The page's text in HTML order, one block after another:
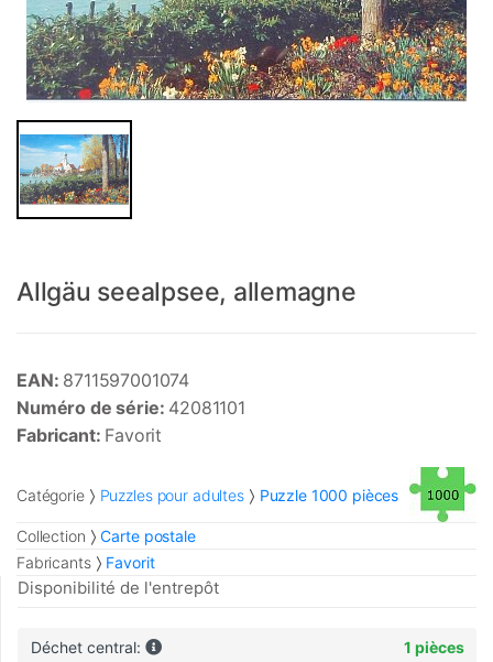
Allgäu seealpsee, allemagne
EAN: 8711597001074
Numéro de série: 42081101
Fabricant: Favorit
Catégorie Puzzles pour adultes Puzzle 1000 pièces
Collection
Carte postale
Fabricants
Favorit
Disponibilité de l'entrepôt
Déchet central: 1 pièces